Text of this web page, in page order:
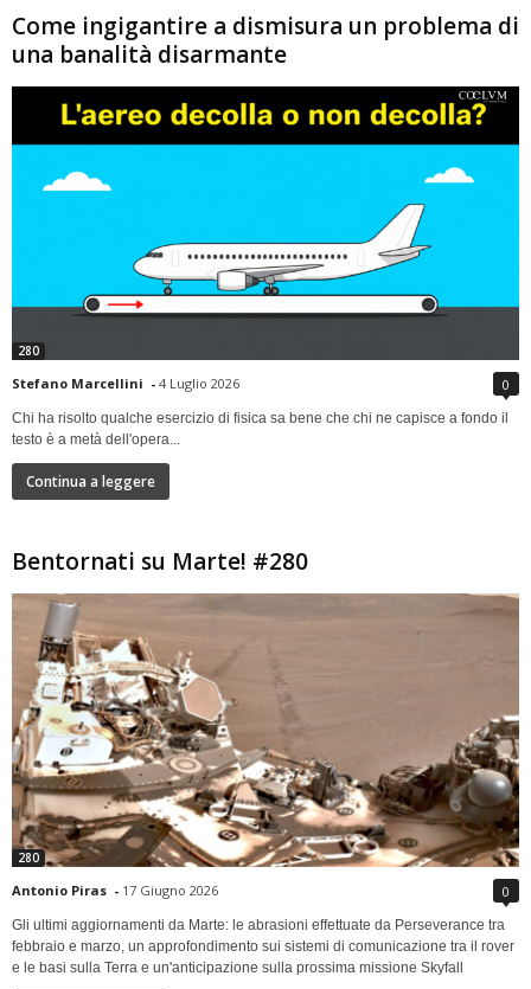
Come ingigantire a dismisura un problema di
una banalità disarmante
280
Stefano Marcellini - 4 Luglio 2026 0
Chi ha risolto qualche esercizio di fisica sa bene che chi ne capisce a fondo il
testo è a metà dell'opera...
Continua a leggere
Bentornati su Marte! #280
280
Antonio Piras - 17 Giugno 2026 0
Gli ultimi aggiornamenti da Marte: le abrasioni effettuate da Perseverance tra
febbraio e marzo, un approfondimento sui sistemi di comunicazione tra il rover
e le basi sulla Terra e un'anticipazione sulla prossima missione Skyfall